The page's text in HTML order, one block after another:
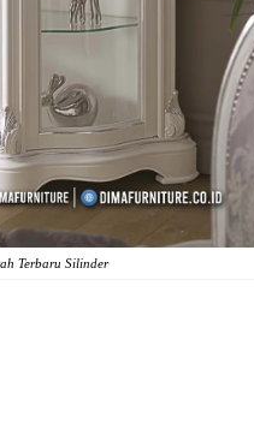
Terbaru Silinder